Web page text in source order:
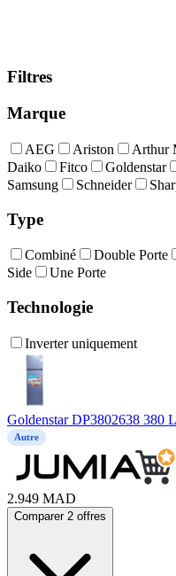
Filtres
Marque
AEG Ariston Arthur
Daiko
Fitco Goldenstar
Samsung
Schneider
Type
Combiné Double Porte
Side
Une Porte
Technologie
Inverter uniquement
Goldenstar DP3802638 380
Autre
2.949 MAD
Comparer 2 offres